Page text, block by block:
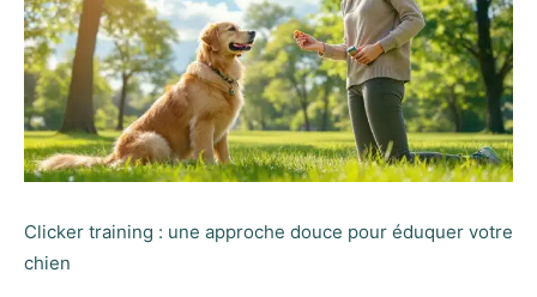
Clicker training : une approche douce pour éduquer votre
chien